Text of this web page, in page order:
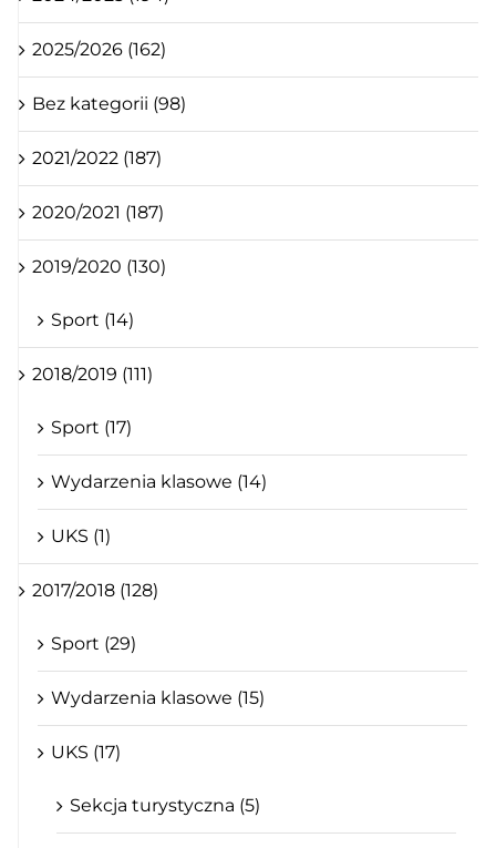
2025/2026 (162)
Bez kategorii (98)
2021/2022 (187)
2020/2021 (187)
2019/2020 (130)
Sport (14)
2018/2019 (111)
Sport (17)
Wydarzenia klasowe (14)
UKS (1)
2017/2018 (128)
Sport (29)
Wydarzenia klasowe (15)
UKS (17)
Sekcja turystyczna (5)